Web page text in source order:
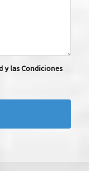
y las Condiciones